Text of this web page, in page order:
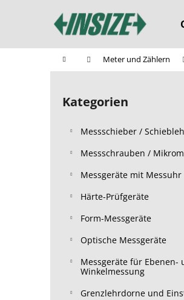
StartseiteMeter und Zählern
S
Kategorien
überspringen
Kategorien
Messschieber /
Messschrauben /
Messgeräte mit Messuhr
Härte-Prüfgeräte
Form-Messgeräte
Optische Messgeräte
Messgeräte für Ebenen-
Winkelmessung
Grenzlehrdorne und
e
Zurück
zum
Zurück
zum